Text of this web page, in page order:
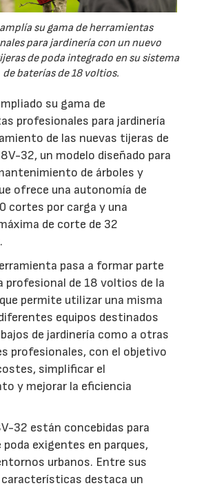
su gama de herramientas
para jardinería con un nuevo
de poda integrado en su sistema
de baterías de 18 voltios.
su gama de
profesionales para jardinería
de las nuevas tijeras de
32, un modelo diseñado para
de árboles y
ofrece una autonomía de
cortes por carga y una
de corte de 32
pasa a formar parte
profesional de 18 voltios de la
permite utilizar una misma
equipos destinados
de jardinería como a otras
profesionales, con el objetivo
simplificar el
y mejorar la eficiencia
32 están concebidas para
exigentes en parques,
urbanos. Entre sus
destaca un